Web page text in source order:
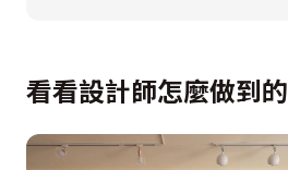
看看設計師怎麼做到的